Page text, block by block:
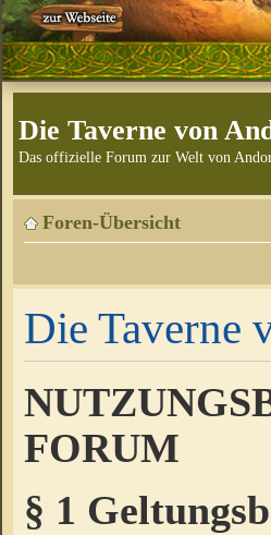
Die Taverne von
Das offizielle Forum zur Welt von
Foren-Übersicht
Die Taverne
FORUM
§ 1